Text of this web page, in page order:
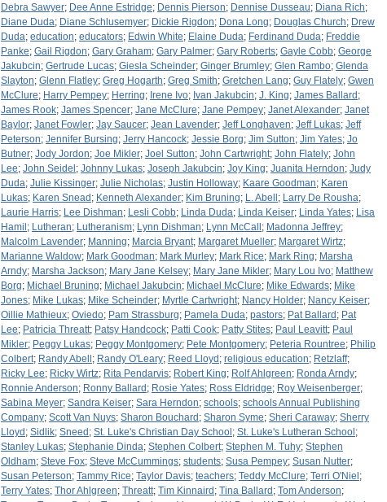
Debra Sawyer; Dee Anne Estridge; Dennis Pierson; Dennise Dusseau; Diana Rich;
Diane Duda; Diane Schlusemyer; Dickie Rigdon; Dona Long; Douglas Church; Drew
Duda; education; educators; Edwin White; Elaine Duda; Ferdinand Duda; Freddie
Panke; Gail Rigdon; Gary Graham; Gary Palmer; Gary Roberts; Gayle Cobb; George
Jakubcin; Gertrude Lucas; Giesla Scheinder; Ginger Brumley; Glen Rambo; Glenda
Slayton; Glenn Flatley; Greg Hogarth; Greg Smith; Gretchen Lang; Guy Flately; Gwen
McClure; Harry Pempey; Herring; Irene Ivo; Ivan Jakubcin; J. King; James Ballard ;
James Rook; James Spencer; Jane McClure; Jane Pempey; Janet Alexander; Janet
Baylor; Janet Fowler; Jay Saucer; Jean Lavender; Jeff Longhaven; Jeff Lukas; Jeff
Peterson; Jennifer Bursing; Jerry Hancock; Jessie Borg; Jim Sutton; Jim Yates; Jo
Butner; Jody Jordon; Joe Mikler; Joel Sutton; John Cartwright; John Flately; John
Lee; John Seidel ; Johnny Lukas; Joseph Jakubcin; Joy King; Juanita Herndon; Judy
Duda; Julie Kissinger; Julie Nicholas; Justin Holloway; Kaare Goodman; Karen
Lukas; Karen Snead ; Kenneth Alexander; Kim Bruning; L. Abell ; Larry De Rousha;
Laurie Harris; Lee Dishman; Lesli Cobb; Linda Duda; Linda Keiser; Linda Yates; Lisa
Hamil ; Lutheran; Lutheranism; Lynn Dishman; Lynn McCall ; Madonna Jeffrey;
Malcolm Lavender; Manning; Marcia Bryant; Margaret Mueller; Margaret Wirtz;
Marianne Waldow; Mark Goodman; Mark Murley; Mark Rice; Mark Ring; Marsha
Arndy; Marsha Jackson; Mary Jane Kelsey; Mary Jane Mikler; Mary Lou Ivo; Matthew
Borg; Michael Bruning; Michael Jakubcin; Michael McClure; Mike Edwards; Mike
Jones; Mike Lukas; Mike Scheinder; Myrtle Cartwright; Nancy Holder; Nancy Keiser;
Oillie Mathieux; Oviedo; Pam Strassburg; Pamela Duda; pastors; Pat Ballard ; Pat
Lee; Patricia Threatt; Patsy Handcock; Patti Cook; Patty Stites; Paul Leavitt; Paul
Mikler; Peggy Lukas; Peggy Montgomery; Pete Montgomery; Peteria Rountree; Philip
Colbert; Randy Abell ; Randy O'Leary; Reed Lloyd ; religious education; Retzlaff;
Ricky Lee; Ricky Wirtz; Rita Pendarvis; Robert King; Rolf Ahlgreen; Ronda Arndy;
Ronnie Anderson; Ronny Ballard ; Rosie Yates; Ross Eldridge; Roy Weisenberger;
Sabina Meyer; Sandra Keiser; Sara Herndon; schools; schools Annual Publishing
Company; Scott Van Nuys; Sharon Bouchard ; Sharon Syme; Sheri Caraway; Sherry
Lloyd ; Sidlik; Sneed ; St. Luke's Christian Day School ; St. Luke's Lutheran School ;
Stanley Lukas; Stephanie Dinda; Stephen Colbert; Stephen M. Tuhy; Stephen
Oldham; Steve Fox; Steve McCummings; students; Susa Pempey; Susan Nutter;
Susan Peterson; Tammy Rice; Taylor Davis; teachers; Teddy McClure; Terri O'Niel ;
Terry Yates; Thor Ahlgreen; Threatt; Tim Kinnaird ; Tina Ballard ; Tom Anderson;